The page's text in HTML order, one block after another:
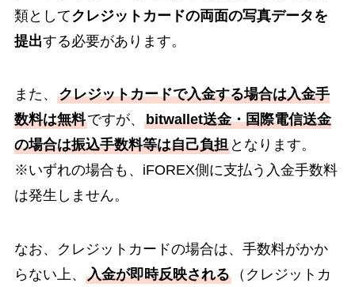
類としてクレジットカードの両面の写真データを
提出する必要があります。
また、 クレジットカードで入金する場合は入金手
数料は無料ですが、 bitwallet送金・国際電信送金
の場合は振込手数料等は自己負担となります。
※いずれの場合も、iFOREX側に支払う入金手数料
は発生しません。
なお、クレジットカードの場合は、手数料がかか
らない上、 入金が即時反映される（クレジットカ